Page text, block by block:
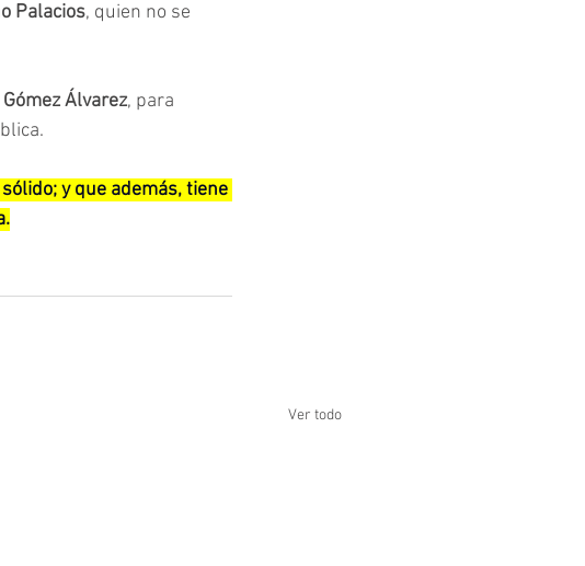
Palacios, quien no se
Álvarez, para
y que además, tiene
Ver todo